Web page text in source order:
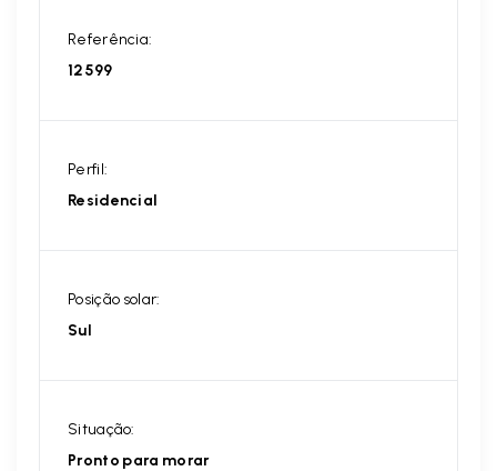
Referência:
12599
Perfil:
Residencial
Posição solar:
Sul
Situação:
Pronto para morar